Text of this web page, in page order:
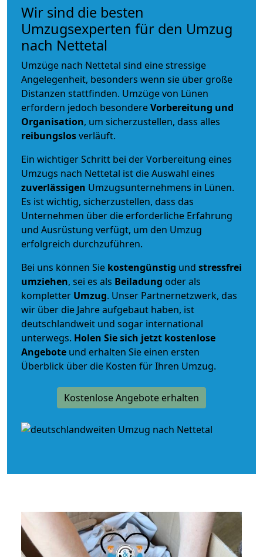
Wir sind die besten
Umzugsexperten für den Umzug
nach Nettetal
Umzüge nach Nettetal sind eine stressige
Angelegenheit, besonders wenn sie über große
Distanzen stattfinden. Umzüge von Lünen
erfordern jedoch besondereVorbereitung und
Organisation, um sicherzustellen, dass alles
reibungslosverläuft.
Ein wichtiger Schritt bei der Vorbereitung eines
Umzugs nach Nettetal ist die Auswahl eines
zuverlässigen Umzugsunternehmens in Lünen.
Es ist wichtig, sicherzustellen, dass das
Unternehmen über die erforderliche Erfahrung
und Ausrüstung verfügt, um den Umzug
erfolgreich durchzuführen.
Bei uns können Sie kostengünstig und stressfrei
umziehen, sei es als Beiladung oder als
kompletter Umzug. Unser Partnernetzwerk, das
wir über die Jahre aufgebaut haben, ist
deutschlandweit und sogar international
unterwegs. Holen Sie sich jetzt kostenlose
Angebote und erhalten Sie einen ersten
Überblick über die Kosten für Ihren Umzug.
Kostenlose Angebote erhalten